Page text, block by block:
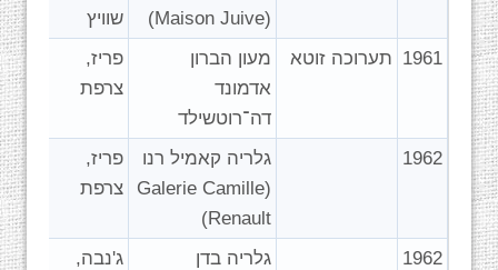
(Maison Juive)
שוויץ
1961 תערוכה זוטא
מעון הברון
אדמונד
דה־רוטשילד
פריז,
צרפת
1962
גלריה קאמיל רנו
(Galerie Camille
Renault)
פריז,
צרפת
1962
גלריה בדן
ג'נבה,